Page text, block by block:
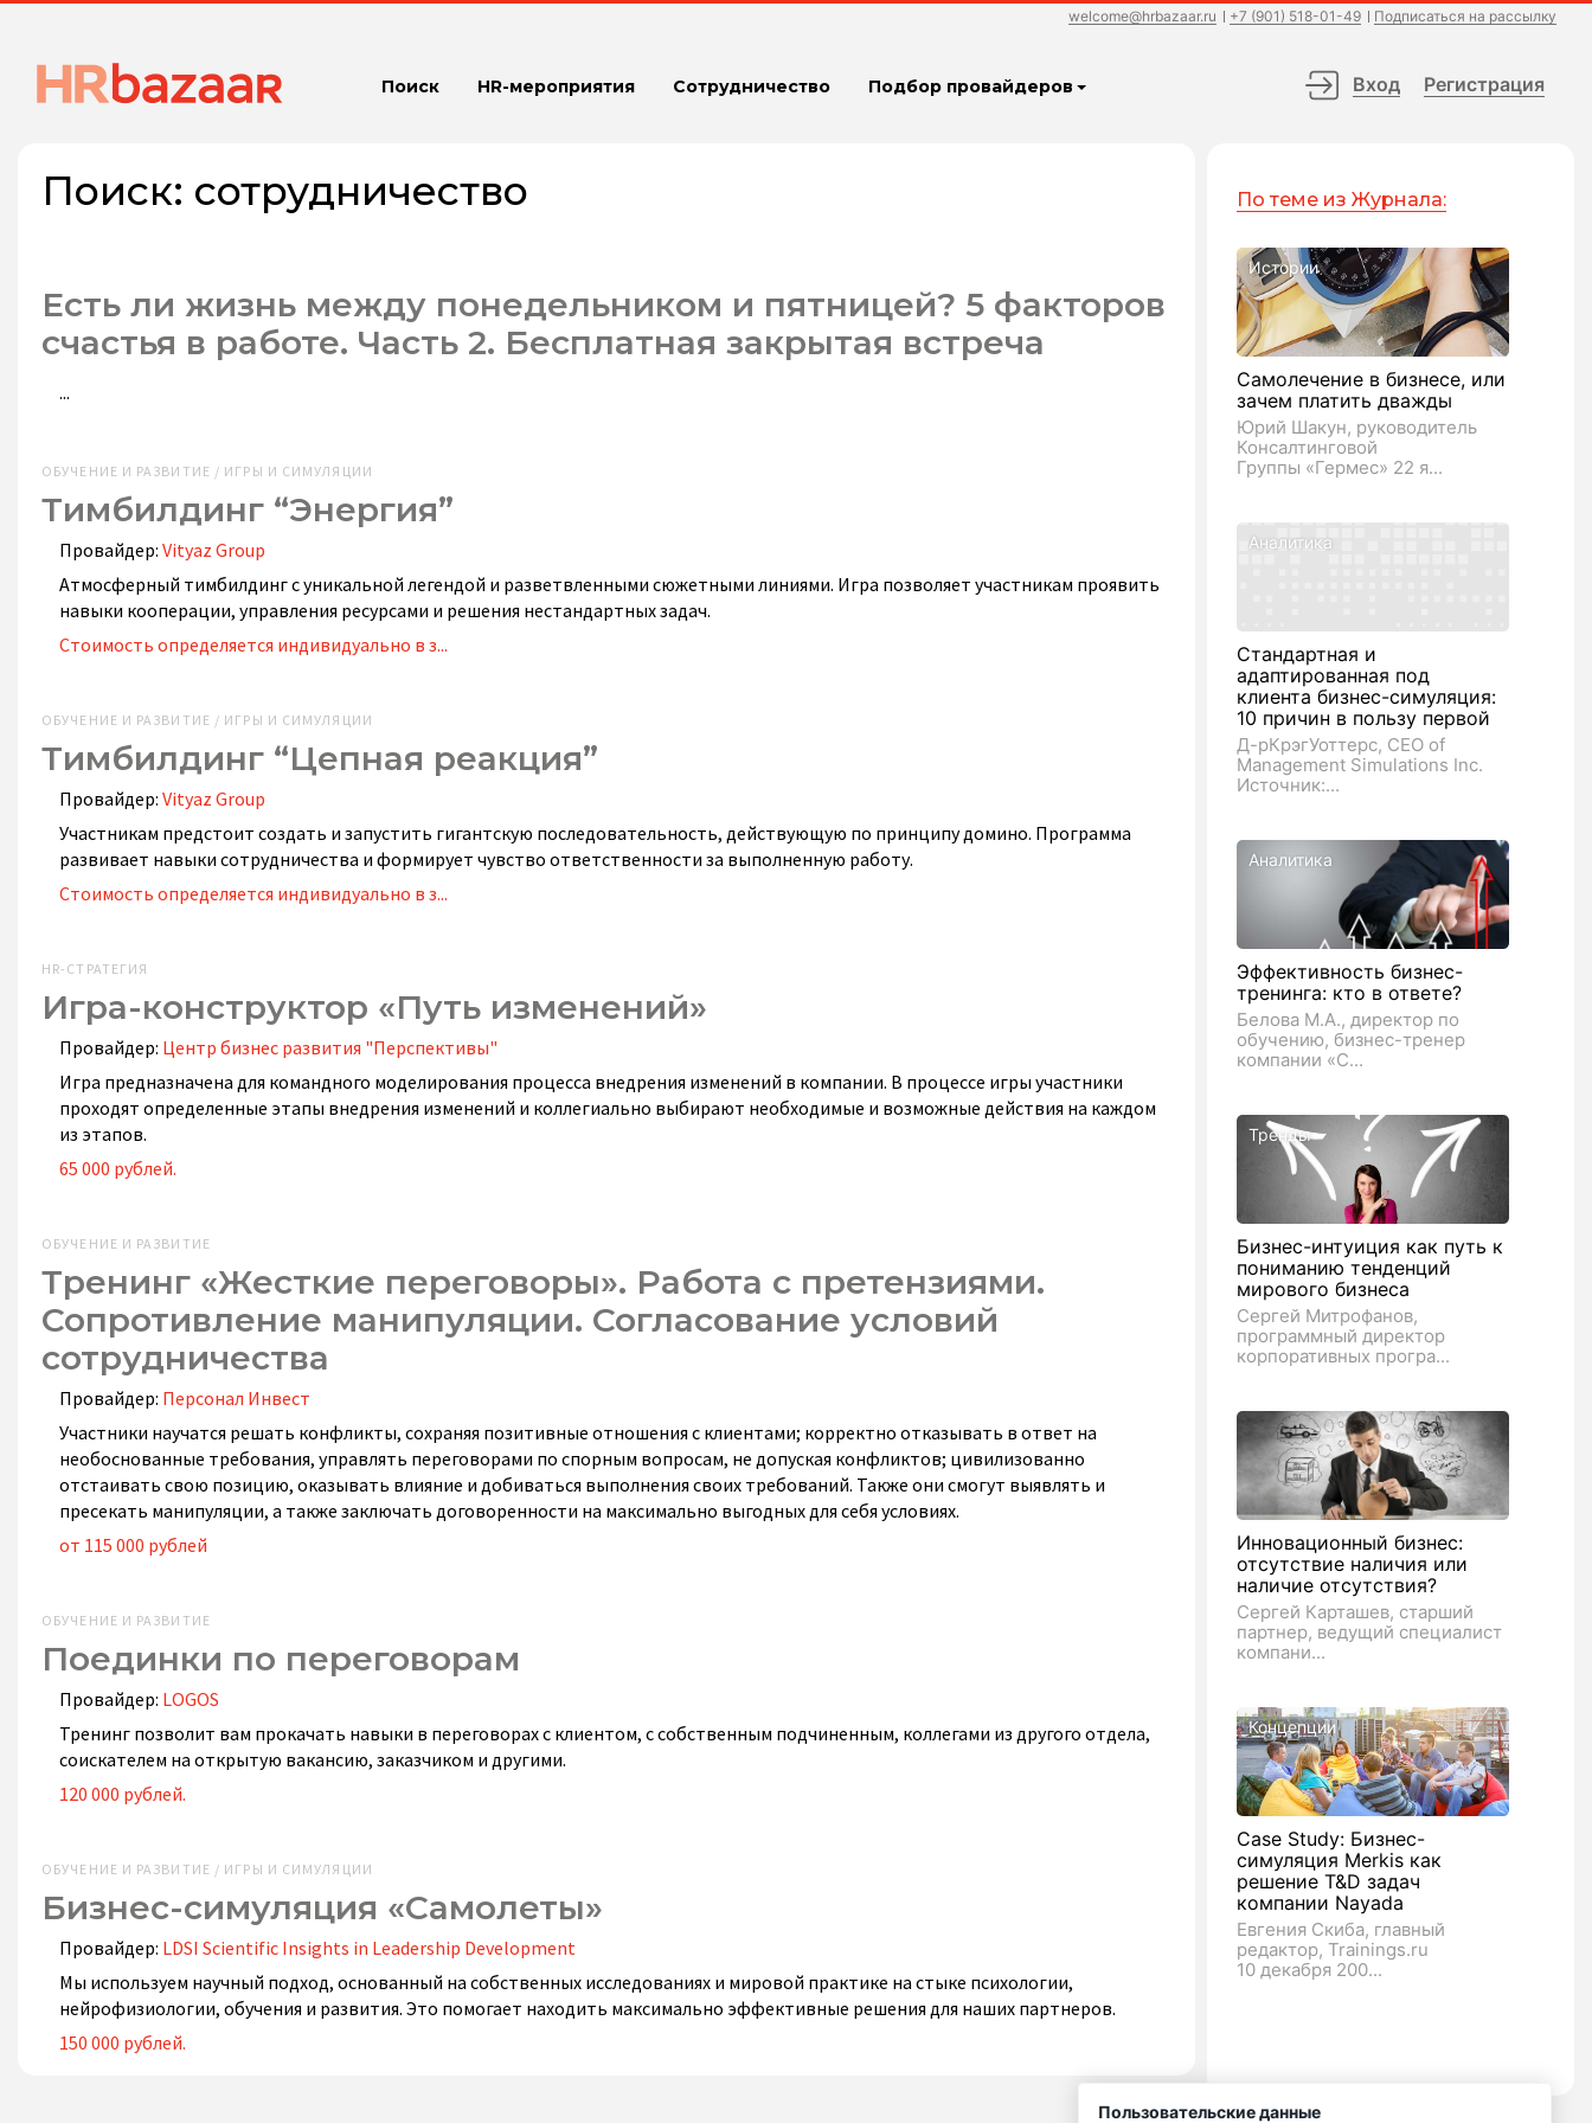
welcome@hrbazaar.ru +7 (901) 518-01-49 Подписаться на рассылку
Поиск HR-мероприятия Сотрудничество Подбор провайдеров Вход Регистрация
Поиск: сотрудничество
Есть ли жизнь между понедельником и пятницей? 5 факторов
счастья в работе. Часть 2. Бесплатная закрытая встреча
...
ОБУЧЕНИЕ И РАЗВИТИЕ / ИГРЫ И СИМУЛЯЦИИ
Тимбилдинг “Энергия”
Провайдер: Vityaz Group
Атмосферный тимбилдинг с уникальной легендой и разветвленными сюжетными линиями. Игра позволяет участникам проявить
навыки кооперации, управления ресурсами и решения нестандартных задач.
Стоимость определяется индивидуально в з...
ОБУЧЕНИЕ И РАЗВИТИЕ / ИГРЫ И СИМУЛЯЦИИ
Тимбилдинг “Цепная реакция”
Провайдер: Vityaz Group
Участникам предстоит создать и запустить гигантскую последовательность, действующую по принципу домино. Программа
развивает навыки сотрудничества и формирует чувство ответственности за выполненную работу.
Стоимость определяется индивидуально в з...
HR-СТРАТЕГИЯ
Игра-конструктор «Путь изменений»
Провайдер: Центр бизнес развития "Перспективы"
Игра предназначена для командного моделирования процесса внедрения изменений в компании. В процессе игры участники
проходят определенные этапы внедрения изменений и коллегиально выбирают необходимые и возможные действия на каждом
из этапов.
65 000 рублей.
ОБУЧЕНИЕ И РАЗВИТИЕ
Тренинг «Жесткие переговоры». Работа с претензиями.
Сопротивление манипуляции. Согласование условий
сотрудничества
Провайдер: Персонал Инвест
Участники научатся решать конфликты, сохраняя позитивные отношения с клиентами; корректно отказывать в ответ на
необоснованные требования, управлять переговорами по спорным вопросам, не допуская конфликтов; цивилизованно
отстаивать свою позицию, оказывать влияние и добиваться выполнения своих требований. Также они смогут выявлять и
пресекать манипуляции, а также заключать договоренности на максимально выгодных для себя условиях.
от 115 000 рублей
ОБУЧЕНИЕ И РАЗВИТИЕ
Поединки по переговорам
Провайдер: LOGOS
Тренинг позволит вам прокачать навыки в переговорах с клиентом, с собственным подчиненным, коллегами из другого отдела,
соискателем на открытую вакансию, заказчиком и другими.
120 000 рублей.
ОБУЧЕНИЕ И РАЗВИТИЕ / ИГРЫ И СИМУЛЯЦИИ
Бизнес-симуляция «Самолеты»
Провайдер: LDSI Scientific Insights in Leadership Development
Мы используем научный подход, основанный на собственных исследованиях и мировой практике на стыке психологии,
нейрофизиологии, обучения и развития. Это помогает находить максимально эффективные решения для наших партнеров.
150 000 рублей.
По теме из Журнала:
Истории
Самолечение в бизнесе, или
зачем платить дважды
Юрий Шакун, руководитель
Консалтинговой
Группы «Гермес» 22 я...
Аналитика
Стандартная и
адаптированная под
клиента бизнес-симуляция:
10 причин в пользу первой
Д-рКрэгУоттерс, CEO of
Management Simulations Inc.
Источник:...
Аналитика
Эффективность бизнес-
тренинга: кто в ответе?
Белова М.А., директор по
обучению, бизнес-тренер
компании «С...
Тренды
Бизнес-интуиция как путь к
пониманию тенденций
мирового бизнеса
Сергей Митрофанов,
программный директор
корпоративных програ...
Инновационный бизнес:
отсутствие наличия или
наличие отсутствия?
Сергей Карташев, старший
партнер, ведущий специалист
компани...
Концепции
Case Study: Бизнес-
симуляция Merkis как
решение T&D задач
компании Nayada
Евгения Скиба, главный
редактор, Trainings.ru
10 декабря 200...
Пользовательские данные